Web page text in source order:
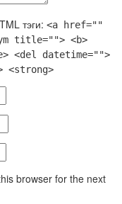
тэги: <a href=""
title=""> <b>
<del datetime="">
<strong>
browser for the next